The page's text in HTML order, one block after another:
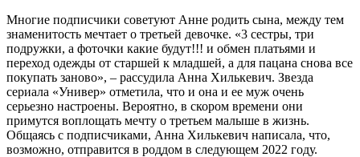
Многие подписчики советуют Анне родить сына, между тем
знаменитость мечтает о третьей девочке. «3 сестры, три
подружки, а фоточки какие будут!!! и обмен платьями и
переход одежды от старшей к младшей, а для пацана снова все
покупать заново», – рассудила Анна Хилькевич. Звезда
сериала «Универ» отметила, что и она и ее муж очень
серьезно настроены. Вероятно, в скором времени они
примутся воплощать мечту о третьем малыше в жизнь.
Общаясь с подписчиками, Анна Хилькевич написала, что,
возможно, отправится в роддом в следующем 2022 году.